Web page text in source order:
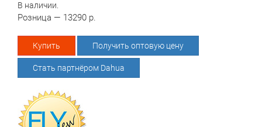
В наличии.
Розница — 13290 р.
Купить Получить оптовую цену
Стать партнёром Dahua